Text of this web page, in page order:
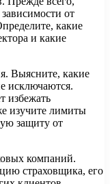
от
какие
и какие
Выясните, какие
исключаются.
избежать
изучите лимиты
защиту от
компаний.
страховщика, его